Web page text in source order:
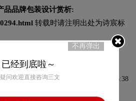
品品牌包装设计赏析:
转载时请注明出处为诗宸标
请及时与我们联系
们将第一时间安排删除。
发布于2022-12-08 08:36:38
不再弹出
已经到底啦～
问欢迎直接咨询三文